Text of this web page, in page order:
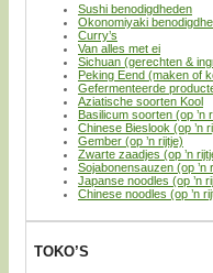
Sushi benodigdheden
Okonomiyaki
Curry’s
Van alles met ei
Sichuan (gerechten &
Peking Eend (maken of
Gefermenteerde
Aziatische soorten Kool
Basilicum soorten (op ’n
Chinese Bieslook (op ’n
Gember (op ’n rijtje)
Zwarte zaadjes (op ’n
Sojabonensauzen (op ’n
Japanse noodles (op ’n
Chinese noodles (op ’n
TOKO’S